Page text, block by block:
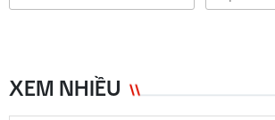
XEM NHIỀU